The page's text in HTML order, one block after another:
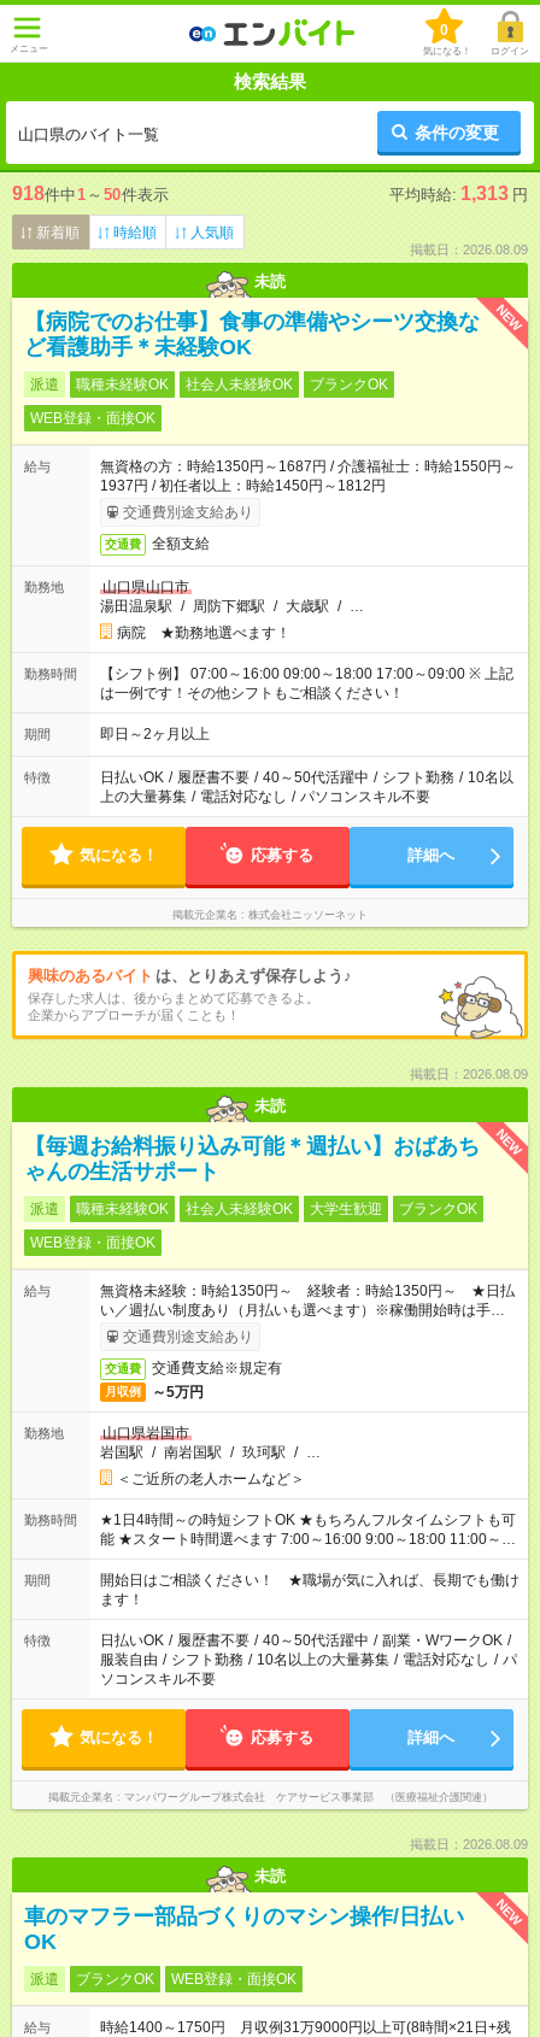
メニュー
0
気になる！ ログイン
検索結果
山口県のバイト一覧 条件の変更
918件中1 ～ 50件表示 平均時給: 1,313 円
新着順 時給順 人気順
掲載日：2026.08.09
未読
NEW
【病院でのお仕事】食事の準備やシーツ交換な
ど看護助手＊未経験OK
派遣 職種未経験OK 社会人未経験OK
ブランクOK
WEB登録・面接OK
給与
無資格の方：時給1350円～1687円 / 介護福祉士：時給1550円～
1937円 / 初任者以上：時給1450円～1812円
交通費別途支給あり
交通費 全額支給
勤務地
山口県山口市
湯田温泉駅 / 周防下郷駅 / 大歳駅 / …
病院 ★勤務地選べます！
勤務時間
【シフト例】 07:00～16:00 09:00～18:00 17:00～09:00 ※ 上記
は一例です！その他シフトもご相談ください！
期間 即日～2ヶ月以上
特徴 日払いOK / 履歴書不要 / 40～50代活躍中 / シフト勤務 / 10名以
上の大量募集 / 電話対応なし / パソコンスキル不要
気になる！ 応募する 詳細へ
掲載元企業名 株式会社ニッソーネット
興味のあるバイト は、とりあえず保存しよう♪
保存した求人は、後からまとめて応募できるよ。
企業からアプローチが届くことも！
掲載日：2026.08.09
未読
NEW
【毎週お給料振り込み可能＊週払い】おばあち
ゃんの生活サポート
派遣 職種未経験OK 社会人未経験OK 大学生歓迎
ブランクOK
WEB登録・面接OK
給与
無資格未経験：時給1350円～ 経験者：時給1350円～ ★日払
い／週払い制度あり（月払いも選べます）※稼働開始時は手続き
完了次第のお支払いとなります。
交通費別途支給あり
交通費 交通費支給※規定有
月収例 ～5万円
勤務地
山口県岩国市
岩国駅 / 南岩国駅 / 玖珂駅 / …
＜ご近所の老人ホームなど＞
勤務時間
★1日4時間～の時短シフトOK ★もちろんフルタイムシフトも可
能 ★スタート時間選べます 7:00～16:00 9:00～18:00 11:00～
20:00 など 残業なし！ ※Wワークの場合、他のお仕事と合わせ
週40時間超の就業はご案内できません ※法令に基づき、週20時
間以上勤務は社会保険への加入対象となります ※労働者派遣法
（日雇い派遣の原則禁止）により、短時間・短期間の就業はご
案内が難しい場合があります
期間
開始日はご相談ください！ ★職場が気に入れば、長期でも働け
ます！
特徴 日払いOK / 履歴書不要 / 40～50代活躍中 / 副業・WワークOK /
服装自由 / シフト勤務 / 10名以上の大量募集 / 電話対応なし / パ
ソコンスキル不要
気になる！ 応募する 詳細へ
掲載元企業名 マンパワーグループ株式会社 ケアサービス事業部 （医療福祉介護関連）
掲載日：2026.08.09
未読
NEW
車のマフラー部品づくりのマシン操作/日払い
OK
派遣 ブランクOK WEB登録・面接OK
給与
時給1400～1750円 月収例31万9000円以上可(8時間×21日+残